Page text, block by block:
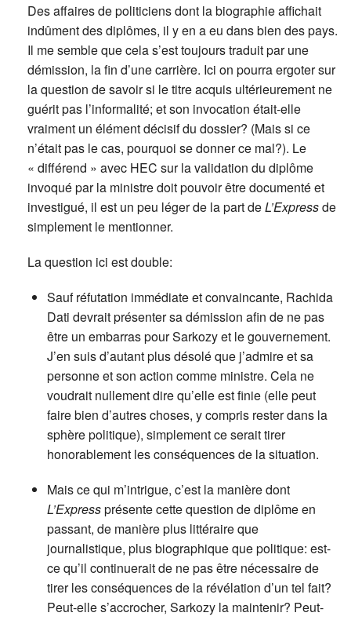
Des affaires de politiciens dont la biographie affichait
indûment des diplômes, il y en a eu dans bien des pays.
Il me semble que cela s’est toujours traduit par une
démission, la fin d’une carrière. Ici on pourra ergoter sur
la question de savoir si le titre acquis ultérieurement ne
guérit pas l’informalité; et son invocation était-elle
vraiment un élément décisif du dossier? (Mais si ce
n’était pas le cas, pourquoi se donner ce mal?). Le
« différend » avec HEC sur la validation du diplôme
invoqué par la ministre doit pouvoir être documenté et
investigué, il est un peu léger de la part deL’Expressde
simplement le mentionner.
La question ici est double:
Sauf réfutation immédiate et convaincante, Rachida
Dati devrait présenter sa démission afin de ne pas
être un embarras pour Sarkozy et le gouvernement.
J’en suis d’autant plus désolé que j’admire et sa
personne et son action comme ministre. Cela ne
voudrait nullement dire qu’elle est finie (elle peut
faire bien d’autres choses, y compris rester dans la
sphère politique), simplement ce serait tirer
honorablement les conséquences de la situation.
Mais ce qui m’intrigue, c’est la manière dont
L’Expressprésente cette question de diplôme en
passant, de manière plus littéraire que
journalistique, plus biographique que politique: est-
ce qu’il continuerait de ne pas être nécessaire de
tirer les conséquences de la révélation d’un tel fait?
Peut-elle s’accrocher, Sarkozy la maintenir? Peut-